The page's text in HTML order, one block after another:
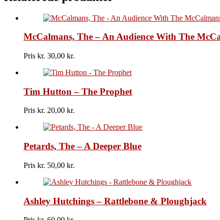
Keep
McCalmans, The – An Audience With The
Pris kr. 30,00
Tim Hutton – The Prophet
Pris kr. 20,00
Petards, The – A Deeper Blue
Pris kr. 50,00
Ashley Hutchings – Rattlebone & Ploughjack